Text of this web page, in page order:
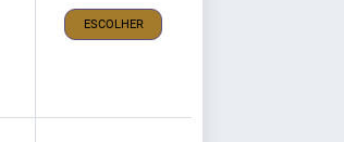
ESCOLHER